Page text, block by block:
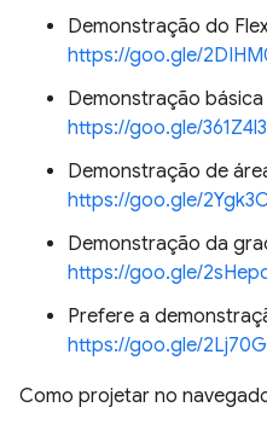
Demonstração do
https://goo.gle/
Demonstração
https://goo.gle/361Z4l3
Demonstração de
https://goo.gle/
Demonstração da
https://goo.gle/
Prefere a
https://goo.gle/
Como projetar no